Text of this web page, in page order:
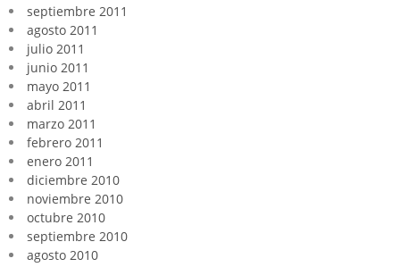
septiembre 2011
agosto 2011
julio 2011
junio 2011
mayo 2011
abril 2011
marzo 2011
febrero 2011
enero 2011
diciembre 2010
noviembre 2010
octubre 2010
septiembre 2010
agosto 2010